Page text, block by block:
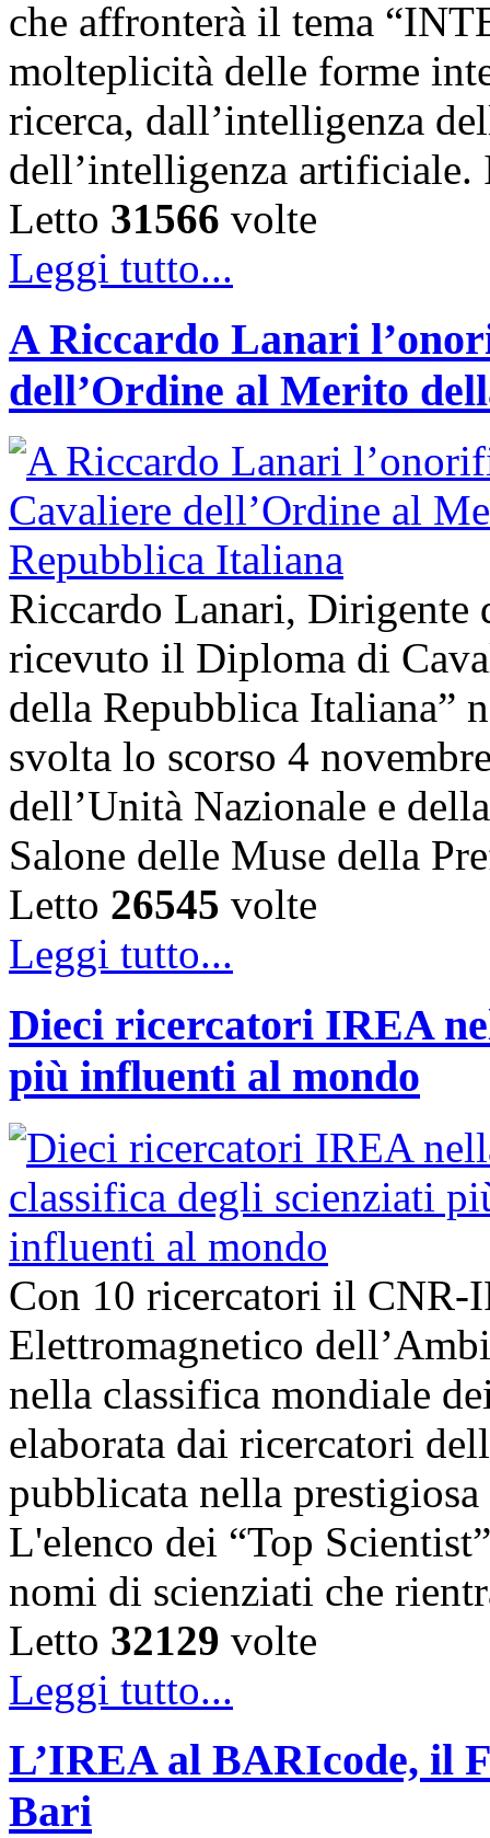
che affronterà il tema
molteplicità delle forme
ricerca, dall’intelligenza
dell’intelligenza
Letto 31566 volte
Leggi tutto...
A Riccardo Lanari
dell’Ordine al Merito
Riccardo Lanari, Dirigente
ricevuto il Diploma di
della Repubblica Italiana”
svolta lo scorso 4
dell’Unità Nazionale e
Salone delle Muse della
Letto 26545 volte
Leggi tutto...
Dieci ricercatori IREA
più influenti al mondo
Con 10 ricercatori il
Elettromagnetico
nella classifica mondiale
elaborata dai ricercatori
pubblicata nella
L'elenco dei “Top
nomi di scienziati che
Letto 32129 volte
Leggi tutto...
L’IREA al BARIcode, il
Bari